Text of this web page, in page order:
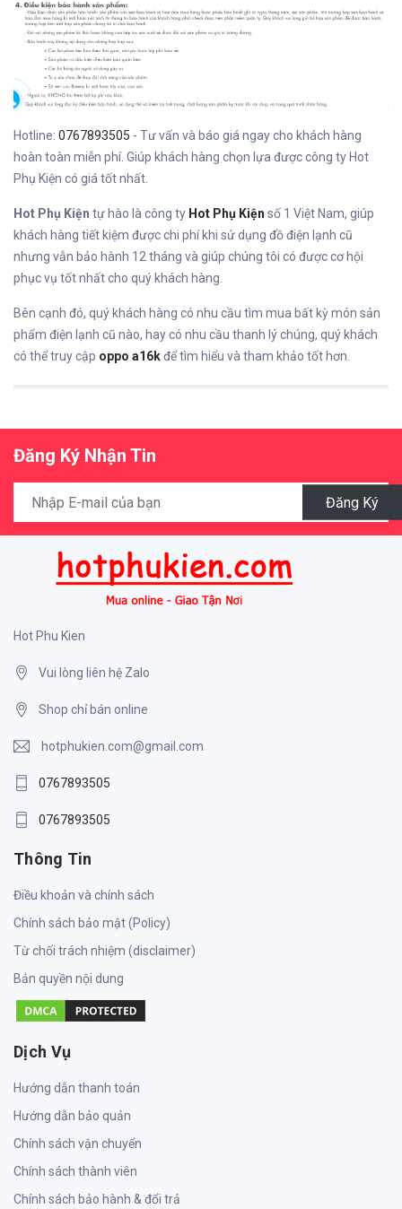
Hotline: 0767893505 - Tư vấn và báo giá ngay cho khách hàng
hoàn toàn miễn phí. Giúp khách hàng chọn lựa được công ty Hot
Phụ Kiện có giá tốt nhất.
Hot Phụ Kiện tự hào là công ty Hot Phụ Kiện số 1 Việt Nam, giúp
khách hàng tiết kiệm được chi phí khi sử dụng đồ điện lạnh cũ
nhưng vẫn bảo hành 12 tháng và giúp chúng tôi có được cơ hội
phục vụ tốt nhất cho quý khách hàng.
Bên cạnh đó, quý khách hàng có nhu cầu tìm mua bất kỳ món sản
phẩm điện lạnh cũ nào, hay có nhu cầu thanh lý chúng, quý khách
có thể truy cập oppo a16kđể tìm hiểu và tham khảo tốt hơn.
Đăng Ký Nhận Tin
Đăng Ký
Hot Phu Kien
Vui lòng liên hệ Zalo
Shop chỉ bán online
hotphukien.com@gmail.com
0767893505
0767893505
Thông Tin
Điều khoản và chính sách
Chính sách bảo mật (Policy)
Từ chối trách nhiệm (disclaimer)
Bản quyền nội dung
Dịch Vụ
Hướng dẫn thanh toán
Hướng dẫn bảo quản
Chính sách vận chuyển
Chính sách thành viên
Chính sách bảo hành & đổi trả